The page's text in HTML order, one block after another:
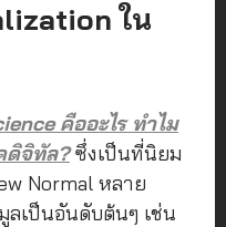
ใน
คืออะไร ทำไม
ดิจิทัล? ซึ่งเป็นที่นิยม
Normal หลาย
ลเป็นอันดับต้นๆ เช่น